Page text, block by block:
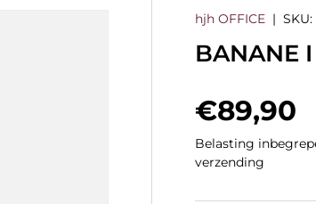
hjh OFFICE |SKU:
BANANE
€89,90
Belasting
verzending